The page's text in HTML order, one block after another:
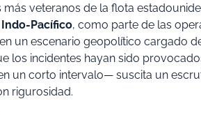
veteranos de la flota
Pacífico, como parte de las
un escenario geopolítico cargado
los incidentes hayan sido
un corto intervalo— suscita un
rigurosidad.